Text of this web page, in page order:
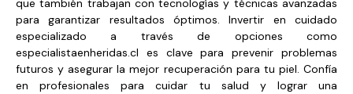
que también trabajan con tecnologías y técnicas avanzadas
para garantizar resultados óptimos. Invertir en cuidado
especializado a través de opciones como
especialistaenheridas.cl es clave para prevenir problemas
futuros y asegurar la mejor recuperación para tu piel. Confía
en profesionales para cuidar tu salud y lograr una